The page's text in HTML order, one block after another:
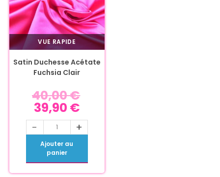
VUE RAPIDE
Satin Duchesse Acétate
Fuchsia Clair
40,00€
39,90 €
- +
Ajouter au
panier